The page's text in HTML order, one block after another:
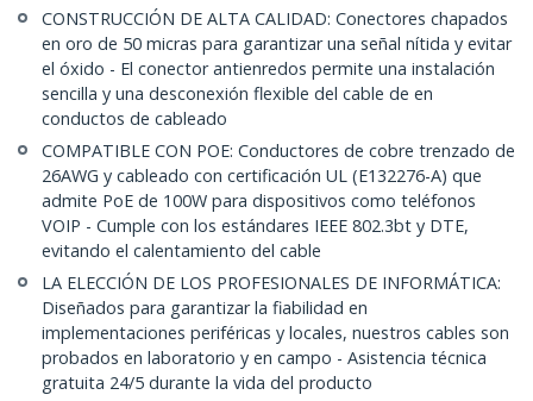
CONSTRUCCIÓN DE ALTA CALIDAD: Conectores chapados
en oro de 50 micras para garantizar una señal nítida y evitar
el óxido - El conector antienredos permite una instalación
sencilla y una desconexión flexible del cable de en
conductos de cableado
COMPATIBLE CON POE: Conductores de cobre trenzado de
26AWG y cableado con certificación UL (E132276-A) que
admite PoE de 100W para dispositivos como teléfonos
VOIP - Cumple con los estándares IEEE 802.3bt y DTE,
evitando el calentamiento del cable
LA ELECCIÓN DE LOS PROFESIONALES DE INFORMÁTICA:
Diseñados para garantizar la fiabilidad en
implementaciones periféricas y locales, nuestros cables son
probados en laboratorio y en campo - Asistencia técnica
gratuita 24/5 durante la vida del producto